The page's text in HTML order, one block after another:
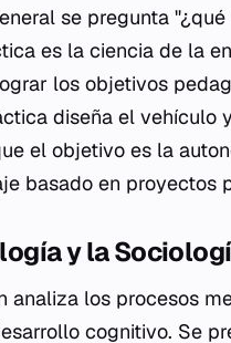
se pregunta
es la ciencia de la
los objetivos
diseña el vehículo
el objetivo es la
basado en proyectos
y la
analiza los procesos
cognitivo. Se